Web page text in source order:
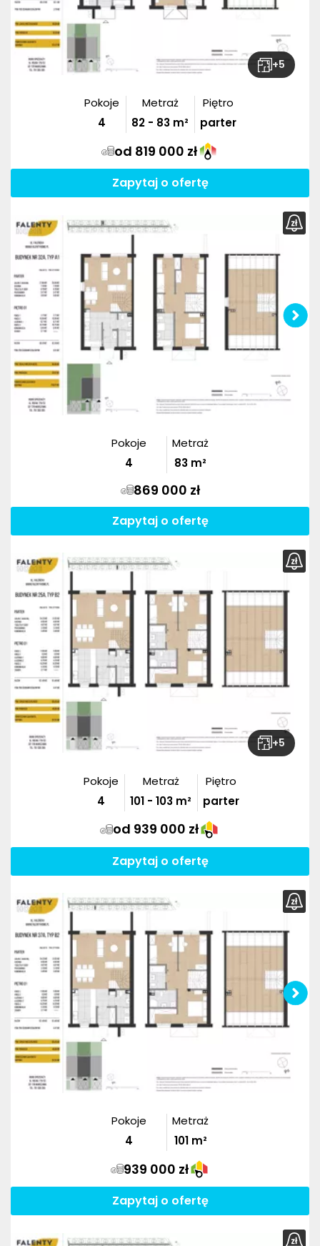
+5
Pokoje
4
Metraż
82 - 83 m²
Piętro
parter
od 819 000 zł
Zapytaj o ofertę
Pokoje
4
Metraż
83 m²
869 000 zł
Zapytaj o ofertę
+5
Pokoje
4
Metraż
101 - 103 m²
Piętro
parter
od 939 000 zł
Zapytaj o ofertę
Pokoje
4
Metraż
101m²
939 000 zł
Zapytaj o ofertę